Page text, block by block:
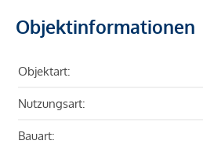
Objektinformationen
Objektart:
Nutzungsart:
Bauart: